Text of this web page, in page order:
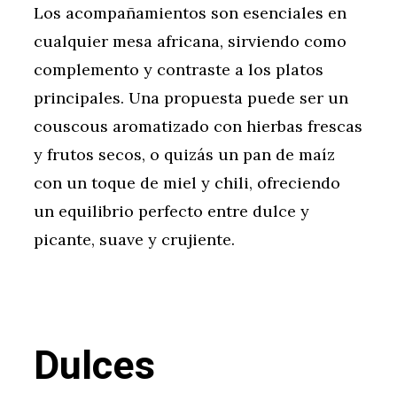
Los acompañamientos son esenciales en
cualquier mesa africana, sirviendo como
complemento y contraste a los platos
principales. Una propuesta puede ser un
couscous aromatizado con hierbas frescas
y frutos secos, o quizás un pan de maíz
con un toque de miel y chili, ofreciendo
un equilibrio perfecto entre dulce y
picante, suave y crujiente.
Dulces